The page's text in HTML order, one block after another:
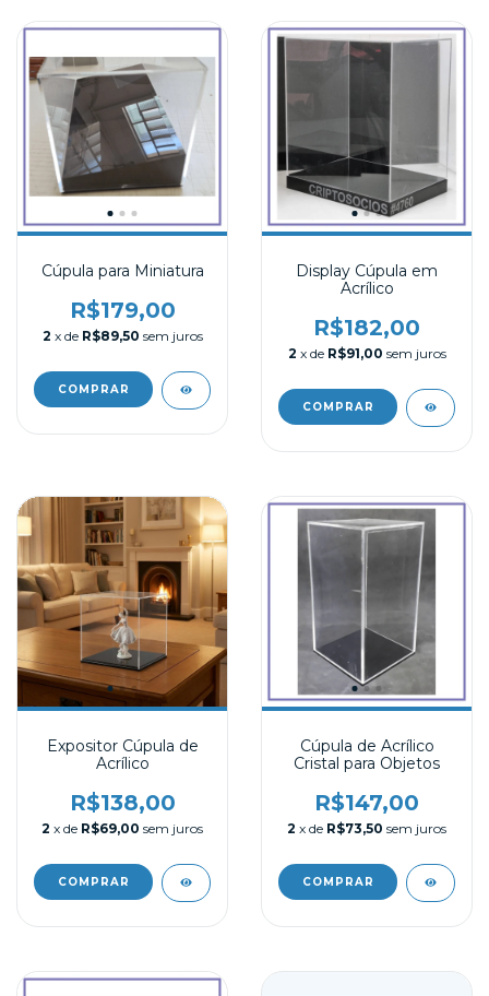
Cúpula para Miniatura
R$179,00
2 x de R$89,50 sem juros
Display Cúpula em
Acrílico
R$182,00
2 x de R$91,00 sem juros
Expositor Cúpula de
Acrílico
R$138,00
2 x de R$69,00 sem juros
Cúpula de Acrílico
Cristal para Objetos
R$147,00
2 x de R$73,50 sem juros